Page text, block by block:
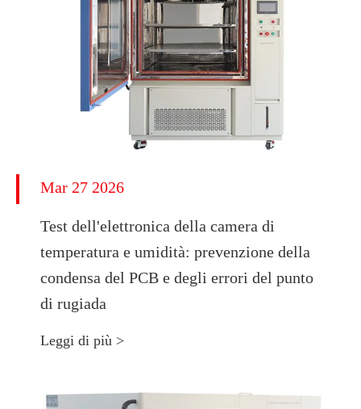
Mar 27 2026
Test dell'elettronica della camera di
temperatura e umidità: prevenzione della
condensa del PCB e degli errori del punto
di rugiada
Leggi di più >